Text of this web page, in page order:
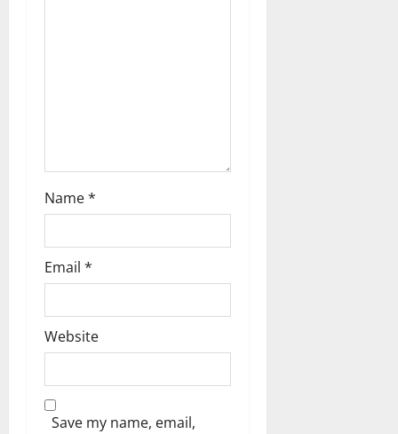
Name*
Email *
Website
Save my name, email,